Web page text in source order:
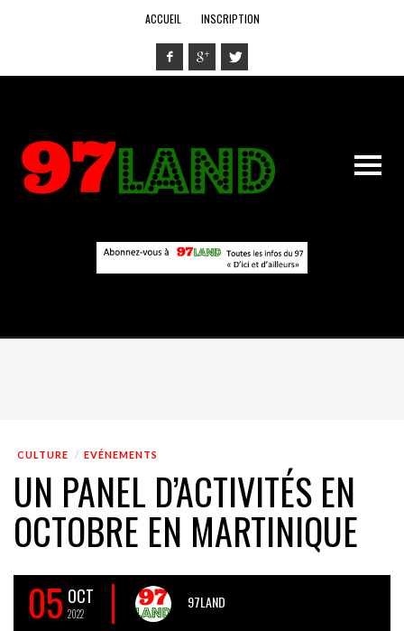
ACCUEIL INSCRIPTION
CULTURE EVÉNEMENTS
UN PANEL D’ACTIVITÉS EN
OCTOBRE EN MARTINIQUE
05 OCT
2022
97LAND